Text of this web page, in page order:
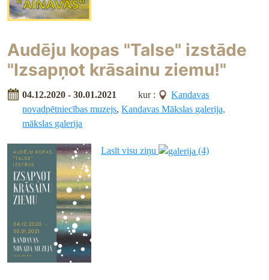
Audēju kopas "Talse" izstāde
"Izsapņot krāsainu ziemu!"
04.12.2020 - 30.01.2021 kur :
Kandavas
novadpētniecības muzejs,Kandavas Mākslas galerija,
mākslas galerija
Lasīt visu ziņu (4)